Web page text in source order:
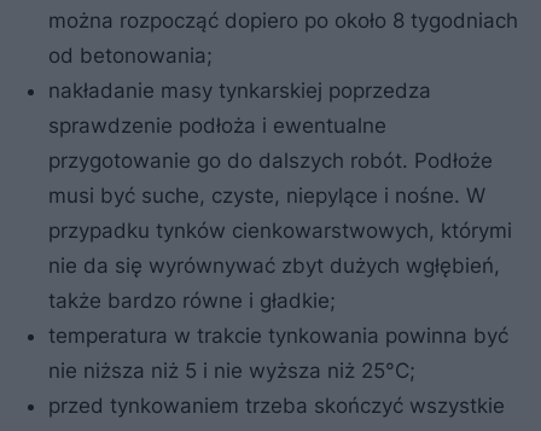
można rozpocząć dopiero po około 8 tygodniach
od betonowania;
nakładanie masy tynkarskiej poprzedza
sprawdzenie podłoża i ewentualne
przygotowanie go do dalszych robót. Podłoże
musi być suche, czyste, niepylące i nośne. W
przypadku tynków cienkowarstwowych, którymi
nie da się wyrównywać zbyt dużych wgłębień,
także bardzo równe i gładkie;
temperatura w trakcie tynkowania powinna być
nie niższa niż 5 i nie wyższa niż 25°C;
przed tynkowaniem trzeba skończyć wszystkie